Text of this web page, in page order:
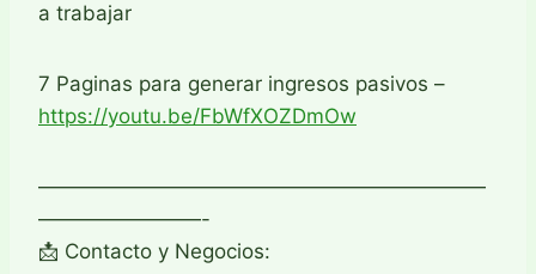
a trabajar
7 Paginas para generar ingresos pasivos –
https://youtu.be/FbWfXOZDmOw
——————————————————————
————————-
📩 Contacto y Negocios: